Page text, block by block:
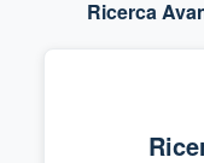
Ricerca